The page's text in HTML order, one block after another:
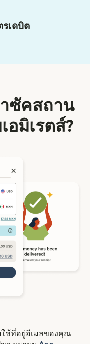
รเดบิต
าซัคสถาน
อมิเรตส์?
ช้ที่อยู่อีเมลของคุณ